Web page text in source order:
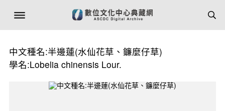
中文種名:半邊蓮(水仙花草、鐮麼仔草)
學名:Lobelia chinensis Lour.